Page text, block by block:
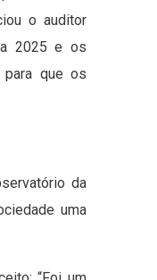
o auditor
2025 e os
para que os
da
uma